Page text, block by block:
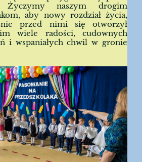
Życzymy naszym drogim
aby nowy rozdział życia,
przed nimi się otworzył
wiele radości, cudownych
i wspaniałych chwil w gronie